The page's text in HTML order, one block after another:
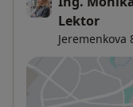
ROZVOJ
BUDOVÁNÍ
Lektor
Jeremenkova